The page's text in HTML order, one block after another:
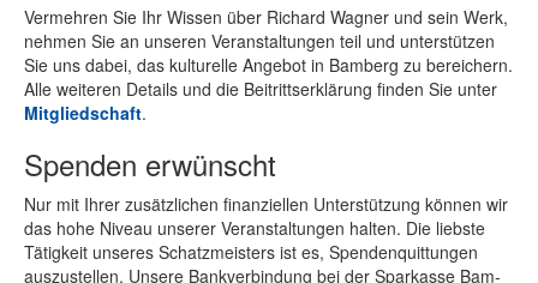
Ver­meh­ren Sie Ihr Wis­sen über Ri­chard Wag­ner und sein Werk,
neh­men Sie an un­se­ren Ver­an­stal­tun­gen teil und un­ter­stüt­zen
Sie uns da­bei, das kul­tu­rel­le An­ge­bot in Bam­berg zu be­rei­chern.
Alle wei­te­ren De­tails und die Bei­tritts­er­klä­rung fin­den Sie un­ter
Mit­glied­schaft.
Spenden erwünscht
Nur mit Ih­rer zu­sätz­li­chen fi­nan­zi­el­len Un­ter­stüt­zung kön­nen wir
das hohe Ni­veau un­se­rer Ver­an­stal­tun­gen hal­ten. Die liebs­te
Tä­tig­keit un­se­res Schatz­meis­ters ist es, Spen­den­quit­tun­gen
aus­zu­stel­len. Un­se­re Bank­ver­bin­dung bei der Spar­kas­se Bam­